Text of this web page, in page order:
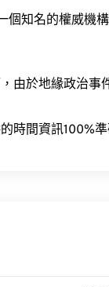
個知名的權威機
由於地緣政治事
時間資訊100%準